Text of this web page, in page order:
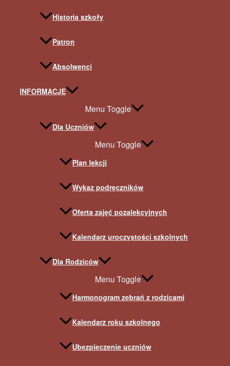
Historia szkoły
Patron
Absolwenci
INFORMACJE
Menu Toggle
Dla Uczniów
Menu Toggle
Plan lekcji
Wykaz podręczników
Oferta zajęć pozalekcyjnych
Kalendarz uroczystości szkolnych
Dla Rodziców
Menu Toggle
Harmonogram zebrań z rodzicami
Kalendarz roku szkolnego
Ubezpieczenie uczniów